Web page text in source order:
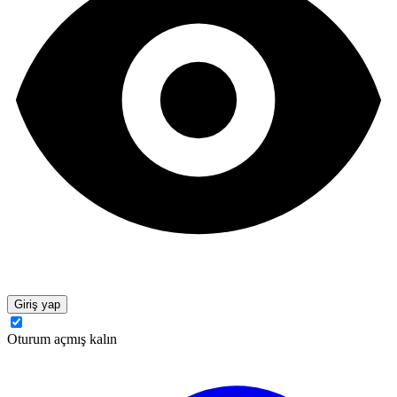
Giriş yap
Oturum açmış kalın